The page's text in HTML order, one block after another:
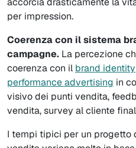
per impression.
Coerenza con il sistema
campagne. La percezione
coerenza con il brand identity
performance advertising in
visivo dei punti vendita,
vendita, survey al cliente
I tempi tipici per un progetto